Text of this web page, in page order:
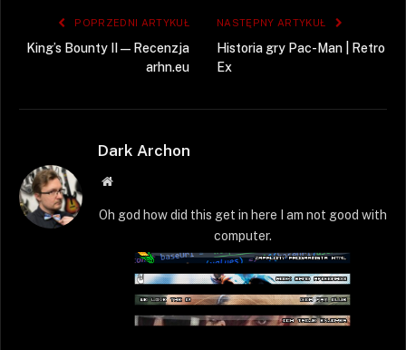
POPRZEDNI ARTYKUŁ
King’s Bounty II — Recenzja
arhn.eu
NASTĘPNY ARTYKUŁ
Historia gry Pac-Man | Retro
Ex
Dark Archon
Strona
Oh god how did this get in here I am not good with
computer.